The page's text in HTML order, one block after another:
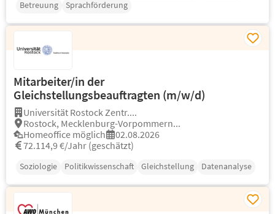
Betreuung
Sprachförderung
Mitarbeiter/in der
Gleichstellungsbeauftragten (m/w/d)
Universität Rostock Zentr....
Rostock, Mecklenburg-Vorpommern...
Homeoffice möglich
02.08.2026
72.114,9 €/Jahr (geschätzt)
Soziologie Politikwissenschaft Gleichstellung Datenanalyse